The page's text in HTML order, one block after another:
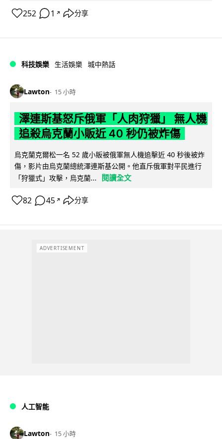
252 1 ↗ 分享
科技娛樂 生活娛樂 城中熱話
Lawton 15 小時
澤連斯基怒斥俄軍「人肉狩獵」 無人機
追殺烏克蘭小販近 40 秒仍被炸傷
烏克蘭克爾松一名 52 歲小販被俄軍無人機追擊近 40 秒後被炸
傷，影片由烏克蘭總統澤連斯基公開。他直斥俄軍對平民進行
「狩獵式」攻擊，烏克蘭...
閱讀全文
82 45 ↗ 分享
ADVERTISEMENT
人工智能
Lawton 15 小時